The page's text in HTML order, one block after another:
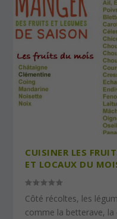
CUISINER LES
ET LOCAUX DU
Côté récoltes, les
comme la betterave,